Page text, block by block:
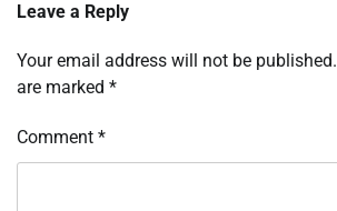
Leave a Reply
Your email address will not be published.
are marked *
Comment *